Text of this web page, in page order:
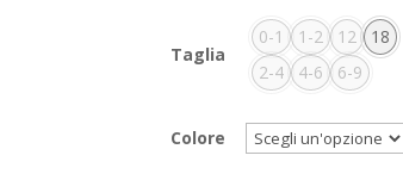
Taglia
0-1 1-2 12
18
2-4
4-6 6-9
Colore